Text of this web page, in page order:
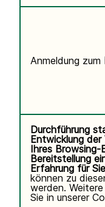
Anmeldung zum
Durchführung
Entwicklung der
Ihres Browsing-
Bereitstellung
Erfahrung für Sie
können zu
werden.
Sie in unserer